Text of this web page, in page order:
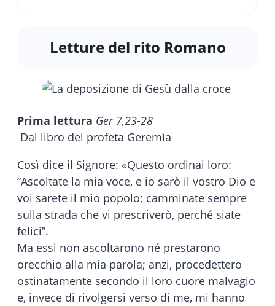
Letture del rito Romano
Prima lettura Ger 7,23-28
Dal libro del profeta Geremìa
Così dice il Signore: «Questo ordinai loro:
“Ascoltate la mia voce, e io sarò il vostro Dio e
voi sarete il mio popolo; camminate sempre
sulla strada che vi prescriverò, perché siate
felici”.
Ma essi non ascoltarono né prestarono
orecchio alla mia parola; anzi, procedettero
ostinatamente secondo il loro cuore malvagio
e, invece di rivolgersi verso di me, mi hanno